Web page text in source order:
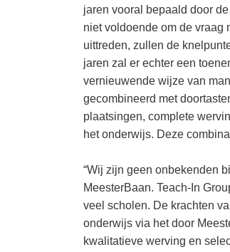
jaren vooral bepaald door
niet voldoende om de vraag
uittreden, zullen de
jaren zal er echter een
vernieuwende wijze van
gecombineerd met
plaatsingen, complete
het onderwijs. Deze
“Wij zijn geen onbekenden
MeesterBaan. Teach-In
veel scholen. De krachten
onderwijs via het door
kwalitatieve werving en